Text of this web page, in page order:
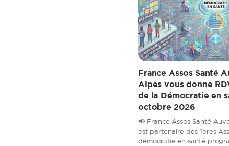
France Assos Santé
Alpes vous donne
de la Démocratie en
octobre 2026
📢 France Assos Santé
est partenaire des 1ères
démocratie en santé